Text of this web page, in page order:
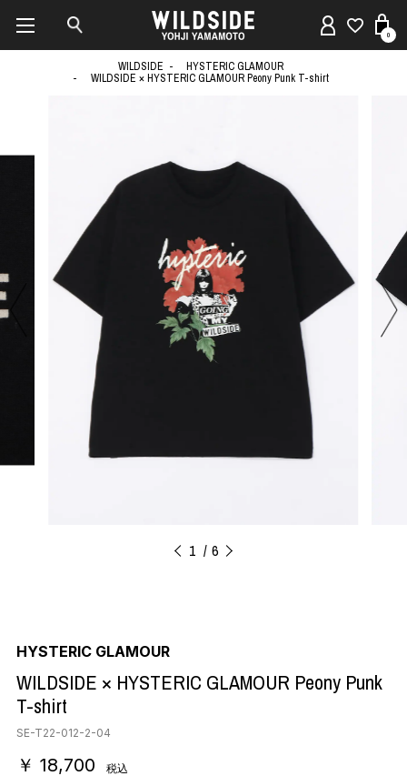
0
WILDSIDE
HYSTERIC GLAMOUR
WILDSIDE × HYSTERIC GLAMOUR Peony Punk T-shirt
1 6
HYSTERIC GLAMOUR
WILDSIDE × HYSTERIC GLAMOUR Peony Punk
T-shirt
SE-T22-012-2-04
￥ 18,700 税込